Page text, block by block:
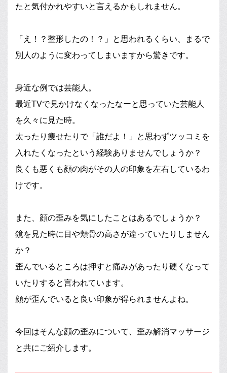
たと気付かれやすいと言えるかもしれません。
「え！？整形したの！？」と思われるくらい、まるで
別人のように変わってしまいますから驚きです。
身近な例では芸能人。
最近TVで見かけなくなったなーと思っていた芸能人
を久々に見た時。
太ったり痩せたりで「誰だよ！」と思わずツッコミを
入れたくなったという経験ありませんでしょうか？
良くも悪くも顔の肉がその人の印象を左右しているわ
けです。
また、顔の歪みを気にしたことはあるでしょうか？
鏡を見た時に目や頬骨の高さが違っていたりしません
か？
歪んでいるところは押すと痛みがあったり硬くなって
いたりすると言われています。
顔が歪んでいると良い印象が得られませんよね。
今回はそんな顔の歪みについて、歪み解消マッサージ
と共にご紹介します。